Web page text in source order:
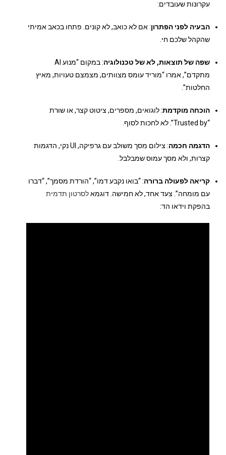
עקרונות שעובדים:
הבעיה לפני הפתרון: אם לא כואב, לא קונים. פתחו בכאב אמיתי
שהקהל שלכם חי.
שפה של תוצאות, לא של טכנולוגיה
: במקום “מנוע AI
מתקדם”, אמרו “מוריד עומס מצוותים, מצמצם טעויות, מאיץ
החלטות”.
הוכחה מוקדמת: לוגואים, מספרים, ציטוט קצר, או שורת
“Trusted by”. לא לחכות לסוף.
הדגמה חכמה
: צילום מסך משולב עם גרפיקה, UI נקי, הדגמות
קצרות, ולא מסך עמוס שמבלבל.
קריאה לפעולה ברורה: “בואו נקבע דמו”, “הורדת מסמך”, “דברו
עם מומחה”. צעד אחד, לא חמישה. דוגמאלסרטון תדמית
בהפקת וידאו הד: